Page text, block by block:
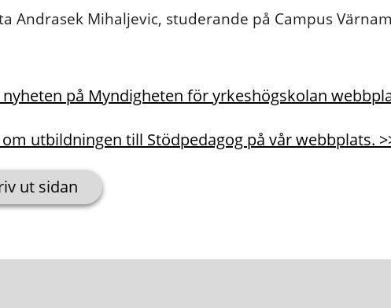
Andrasek Mihaljevic, studerande på Campus
nyheten på Myndigheten för yrkeshögskolan
om utbildningen till Stödpedagog på vår webbplats.
ut sidan